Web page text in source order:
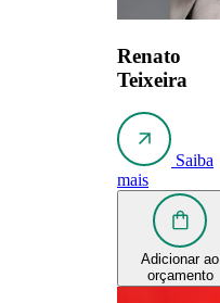
Renato
Teixeira
Saiba
mais
Adicionar ao
orçamento